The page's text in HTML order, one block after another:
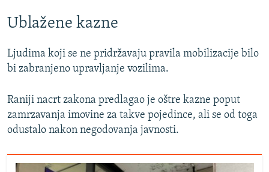
Ublažene kazne
Ljudima koji se ne pridržavaju pravila mobilizacije bilo
bi zabranjeno upravljanje vozilima.
Raniji nacrt zakona predlagao je oštre kazne poput
zamrzavanja imovine za takve pojedince, ali se od toga
odustalo nakon negodovanja javnosti.